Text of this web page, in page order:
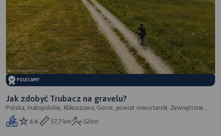
POLECAMY
Jak zdobyć Trubacz na gravelu?
Polska, małopolskie, Klikuszowa, Gorce, powiat nowotarski, Zewnętrzne
Karpaty Zachodnie, Karpaty Zac
6/6
57,7 km 526m